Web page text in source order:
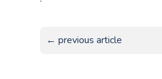
← previous article